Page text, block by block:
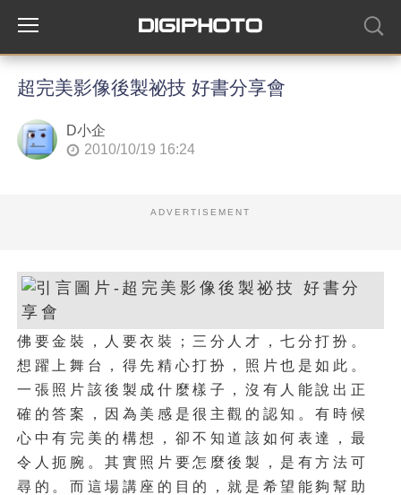
超完美影像後製祕技 好書分享會
D小企
2010/10/19 16:24
ADVERTISEMENT
佛要金裝，人要衣裝；三分人才，七分打扮。
想躍上舞台，得先精心打扮，照片也是如此。
一張照片該後製成什麼樣子，沒有人能說出正
確的答案，
因為美感是很主觀的認知。有時候
心中有完美的構想，卻不知道該如何表達，最
令人扼腕。其實照片要怎麼後製，是有方法可
尋的。而 這場講座的目的，就是希望能夠幫助